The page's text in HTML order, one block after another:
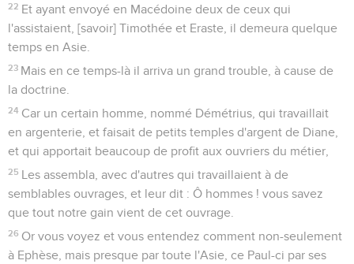
22 Et ayant envoyé en Macédoine deux de ceux qui
l'assistaient, [savoir] Timothée et Eraste, il demeura quelque
temps en Asie.
23 Mais en ce temps-là il arriva un grand trouble, à cause de
la doctrine.
24 Car un certain homme, nommé Démétrius, qui travaillait
en argenterie, et faisait de petits temples d'argent de Diane,
et qui apportait beaucoup de profit aux ouvriers du métier,
25 Les assembla, avec d'autres qui travaillaient à de
semblables ouvrages, et leur dit : Ô hommes ! vous savez
que tout notre gain vient de cet ouvrage.
26 Or vous voyez et vous entendez comment non-seulement
à Ephèse, mais presque par toute l'Asie, ce Paul-ci par ses